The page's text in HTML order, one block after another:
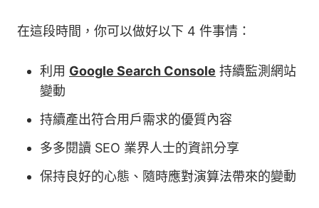
在這段時間，你可以做好以下 4 件事情：
利用 Google Search Console 持續監測網站
變動
持續產出符合用戶需求的優質內容
多多閱讀 SEO 業界人士的資訊分享
保持良好的心態、隨時應對演算法帶來的變動